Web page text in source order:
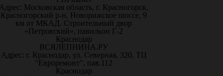
Московская область, г. Красногорск,
Красногорский р-н, Новорижское шоссе, 9
км от МКАД. Строительный двор
«Петровский», павильон Г-2
Краснодар
ВСЯЛЕПНИНА.РУ
Адрес: г. Краснодар, ул. Северная, 320, ТЦ
"Евроремонт", пав.112
Краснодар